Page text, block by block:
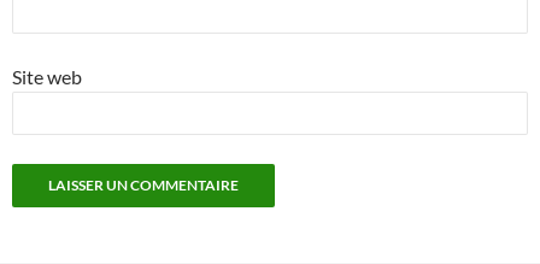
Site web